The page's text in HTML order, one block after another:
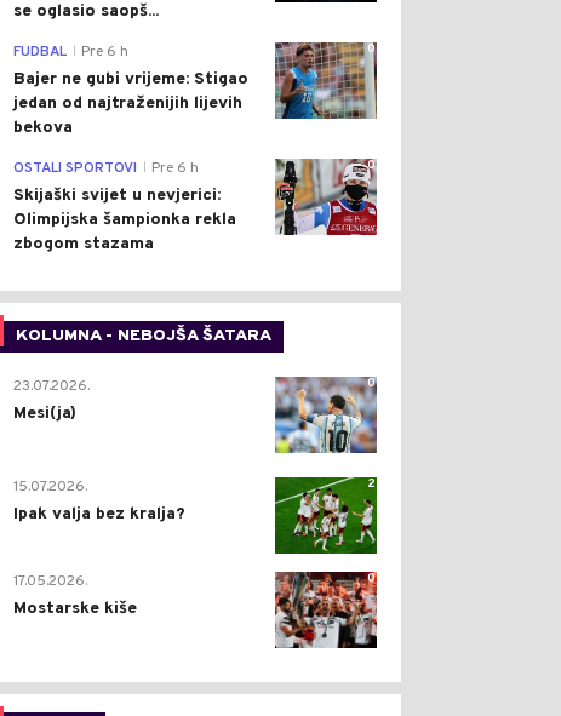
se oglasio saopš...
0
FUDBAL Pre 6 h
Bajer ne gubi vrijeme: Stigao
jedan od najtraženijih lijevih
bekova
0
OSTALI SPORTOVI Pre 6 h
Skijaški svijet u nevjerici:
Olimpijska šampionka rekla
zbogom stazama
KOLUMNA - NEBOJŠA ŠATARA
0
23.07.2026.
Mesi(ja)
2
15.07.2026.
Ipak valja bez kralja?
0
17.05.2026.
Mostarske kiše